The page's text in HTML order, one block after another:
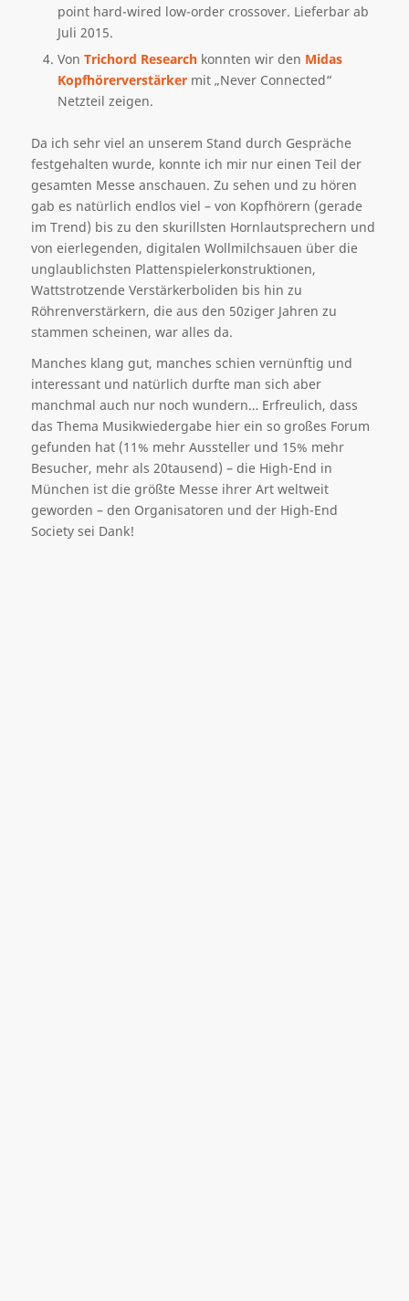
point hard-wired low-order crossover. Lieferbar ab
Juli 2015.
Von Trichord Researchkonnten wir den Midas
Kopfhörerverstärkermit „Never Connected“
Netzteil zeigen.
Da ich sehr viel an unserem Stand durch Gespräche
festgehalten wurde, konnte ich mir nur einen Teil der
gesamten Messe anschauen. Zu sehen und zu hören
gab es natürlich endlos viel – von Kopfhörern (gerade
im Trend) bis zu den skurillsten Hornlautsprechern und
von eierlegenden, digitalen Wollmilchsauen über die
unglaublichsten Plattenspielerkonstruktionen,
Wattstrotzende Verstärkerboliden bis hin zu
Röhrenverstärkern, die aus den 50ziger Jahren zu
stammen scheinen, war alles da.
Manches klang gut, manches schien vernünftig und
interessant und natürlich durfte man sich aber
manchmal auch nur noch wundern… Erfreulich, dass
das Thema Musikwiedergabe hier ein so großes Forum
gefunden hat (11% mehr Aussteller und 15% mehr
Besucher, mehr als 20tausend) – die High-End in
München ist die größte Messe ihrer Art weltweit
geworden – den Organisatoren und der High-End
Society sei Dank!